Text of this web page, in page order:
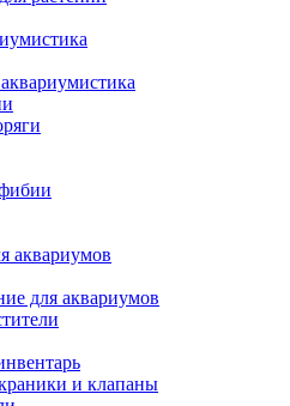
аквариумов
для аквариумов
и клапаны